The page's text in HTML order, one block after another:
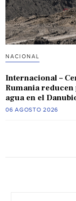
NACIONAL
Internacional –
Rumania
agua en el
06 AGOSTO 2026